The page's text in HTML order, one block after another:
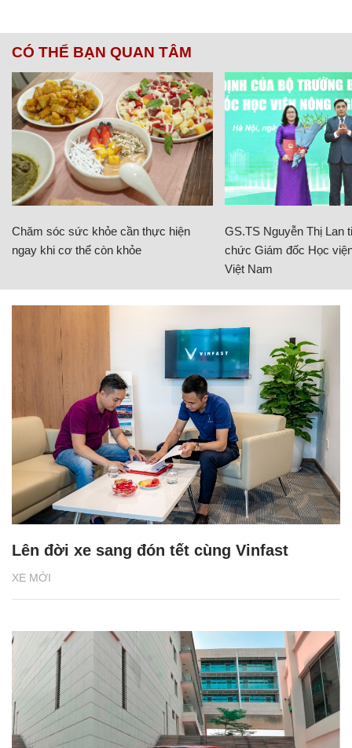
CÓ THỂ BẠN QUAN TÂM
Chăm sóc sức khỏe cần thực hiện
ngay khi cơ thể còn khỏe
GS.TS Nguyễn Thị Lan
chức Giám đốc Học
Việt Nam
XE MỚI
Lên đời xe sang đón tết cùng Vinfast